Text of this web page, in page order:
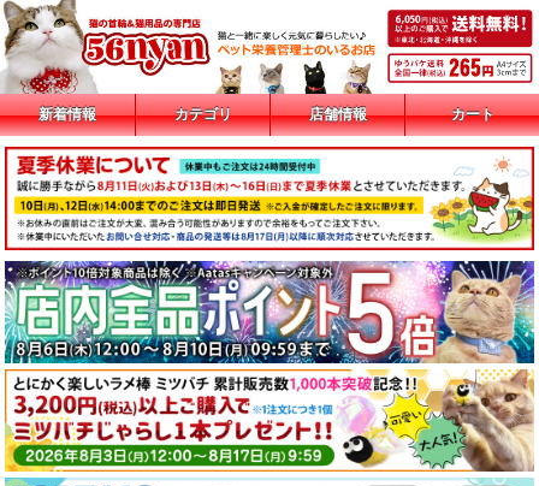
新着情報 カテゴリ 店舗情報 カート